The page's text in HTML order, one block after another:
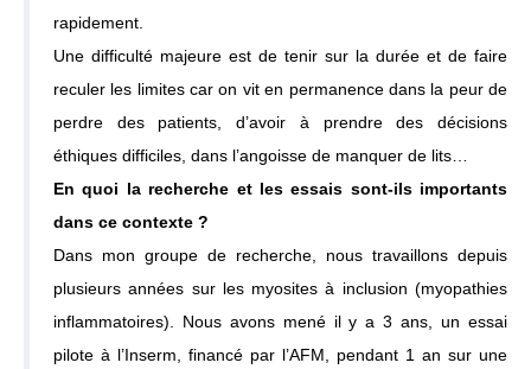
rapidement.
Une difficulté majeure est de tenir sur la durée et de faire
reculer les limites car on vit en permanence dans la peur de
perdre des patients, d’avoir à prendre des décisions
éthiques difficiles, dans l’angoisse de manquer de lits…
En quoi la recherche et les essais sont-ils importants
dans ce contexte ?
Dans mon groupe de recherche, nous travaillons depuis
plusieurs années sur les myosites à inclusion (myopathies
inflammatoires). Nous avons mené il y a 3 ans, un essai
pilote à l’Inserm, financé par l’AFM, pendant 1 an sur une